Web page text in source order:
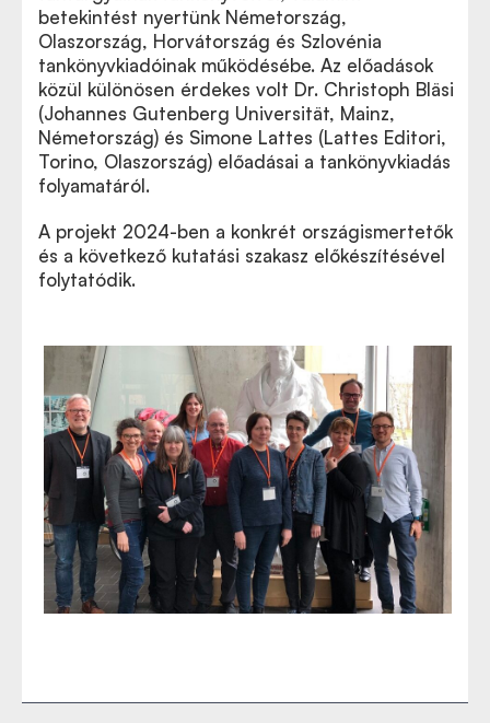
betekintést nyertünk Németország,
Olaszország, Horvátország és Szlovénia
tankönyvkiadóinak működésébe. Az előadások
közül különösen érdekes volt Dr. Christoph Bläsi
(Johannes Gutenberg Universität, Mainz,
Németország) és Simone Lattes (Lattes Editori,
Torino, Olaszország) előadásai a tankönyvkiadás
folyamatáról.
A projekt 2024-ben a konkrét országismertetők
és a következő kutatási szakasz előkészítésével
folytatódik.